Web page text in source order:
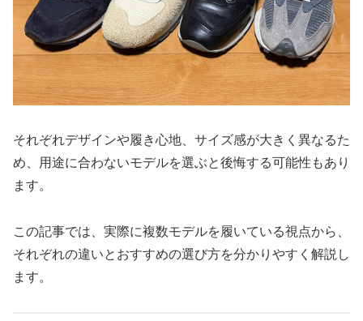
それぞれデザインや履き心地、サイズ感が大きく異なるた
め、用途に合わないモデルを選ぶと後悔する可能性もあり
ます。
この記事では、実際に複数モデルを履いている視点から、
それぞれの違いとおすすめの選び方を分かりやすく解説し
ます。